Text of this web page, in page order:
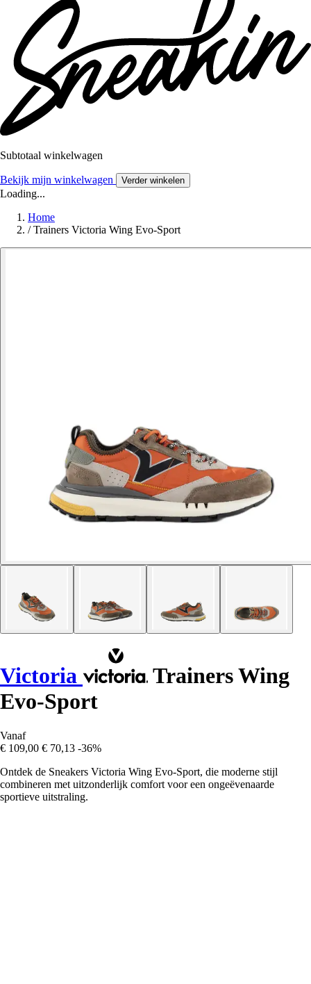
Subtotaal winkelwagen
Bekijk mijn winkelwagen Verder winkelen
Loading...
Home
/ Trainers Victoria Wing Evo-Sport
Victoria
Trainers Wing
Evo-Sport
Vanaf
€ 109,00 € 70,13 -36%
Ontdek de Sneakers Victoria Wing Evo-Sport, die moderne stijl
combineren met uitzonderlijk comfort voor een ongeëvenaarde
sportieve uitstraling.